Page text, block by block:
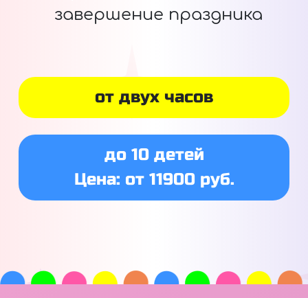
завершение праздника
от двух часов
до 10 детей
Цена: от 11900 руб.